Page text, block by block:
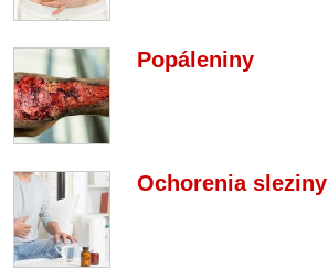
Popáleniny
Ochorenia sleziny